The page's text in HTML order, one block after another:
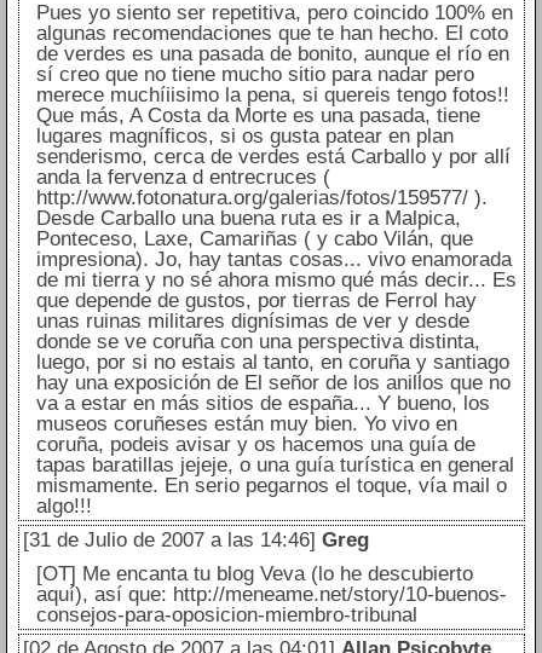
Pues yo siento ser repetitiva, pero coincido 100% en
algunas recomendaciones que te han hecho. El coto
de verdes es una pasada de bonito, aunque el río en
sí creo que no tiene mucho sitio para nadar pero
merece muchíiisimo la pena, si quereis tengo fotos!!
Que más, A Costa da Morte es una pasada, tiene
lugares magníficos, si os gusta patear en plan
senderismo, cerca de verdes está Carballo y por allí
anda la fervenza d entrecruces (
http://www.fotonatura.org/galerias/fotos/159577/ ).
Desde Carballo una buena ruta es ir a Malpica,
Ponteceso, Laxe, Camariñas ( y cabo Vilán, que
impresiona). Jo, hay tantas cosas... vivo enamorada
de mi tierra y no sé ahora mismo qué más decir... Es
que depende de gustos, por tierras de Ferrol hay
unas ruinas militares dignísimas de ver y desde
donde se ve coruña con una perspectiva distinta,
luego, por si no estais al tanto, en coruña y santiago
hay una exposición de El señor de los anillos que no
va a estar en más sitios de españa... Y bueno, los
museos coruñeses están muy bien. Yo vivo en
coruña, podeis avisar y os hacemos una guía de
tapas baratillas jejeje, o una guía turística en general
mismamente. En serio pegarnos el toque, vía mail o
algo!!!
[31 de Julio de 2007 a las 14:46] Greg
[OT] Me encanta tu blog Veva (lo he descubierto
aquí), así que: http://meneame.net/story/10-buenos-
consejos-para-oposicion-miembro-tribunal